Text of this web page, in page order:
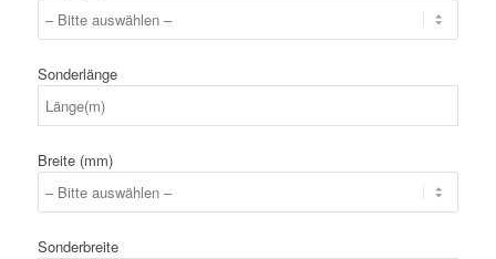
Sonderlänge
Breite (mm)
Sonderbreite